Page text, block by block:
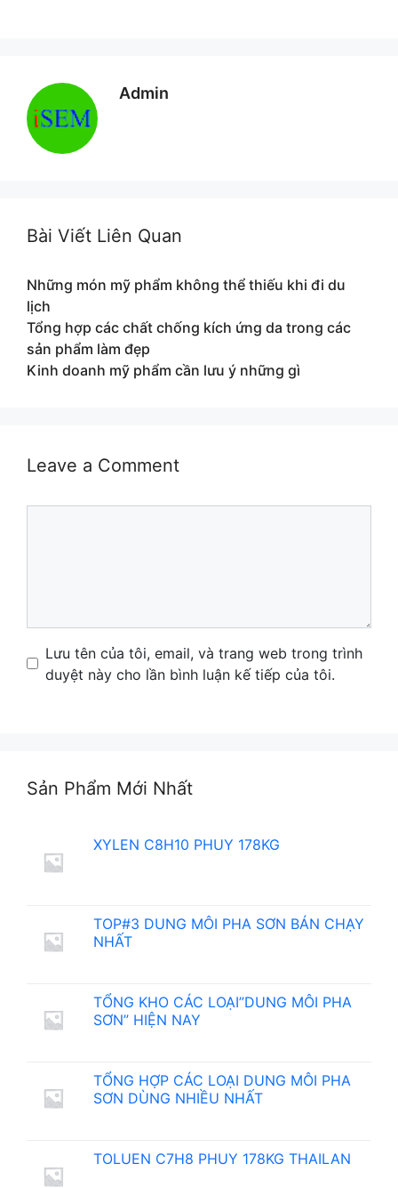
Admin
Bài Viết Liên Quan
Những món mỹ phẩm không thể thiếu khi đi du
lịch
Tổng hợp các chất chống kích ứng da trong các
sản phẩm làm đẹp
Kinh doanh mỹ phẩm cần lưu ý những gì
Leave a Comment
Name
Email
Website
Lưu tên của tôi, email, và trang web trong trình
duyệt này cho lần bình luận kế tiếp của tôi.
Sản Phẩm Mới Nhất
XYLEN C8H10 PHUY 178KG
TOP#3 DUNG MÔI PHA SƠN BÁN CHẠY
NHẤT
TỔNG KHO CÁC LOẠI”DUNG MÔI PHA
SƠN” HIỆN NAY
TỔNG HỢP CÁC LOẠI DUNG MÔI PHA
SƠN DÙNG NHIỀU NHẤT
TOLUEN C7H8 PHUY 178KG THAILAN